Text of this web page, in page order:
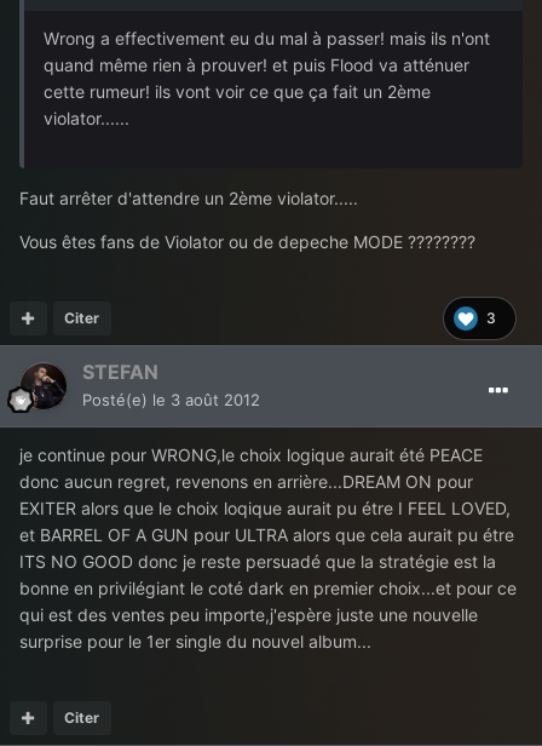
Wrong a effectivement eu du mal à passer! mais ils n'ont
quand même rien à prouver! et puis Flood va atténuer
cette rumeur! ils vont voir ce que ça fait un 2ème
violator......
Faut arrêter d'attendre un 2ème violator.....
Vous êtes fans de Violator ou de depeche MODE ????????
3
Citer
STEFAN
Posté(e) le 3 août 2012
je continue pour WRONG,le choix logique aurait été PEACE
donc aucun regret, revenons en arrière...DREAM ON pour
EXITER alors que le choix loqique aurait pu étre I FEEL LOVED,
et BARREL OF A GUN pour ULTRA alors que cela aurait pu étre
ITS NO GOOD donc je reste persuadé que la stratégie est la
bonne en privilégiant le coté dark en premier choix...et pour ce
qui est des ventes peu importe,j'espère juste une nouvelle
surprise pour le 1er single du nouvel album...
Citer